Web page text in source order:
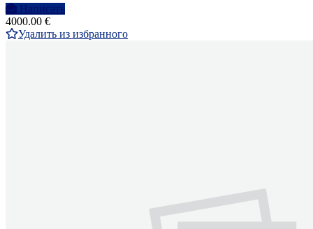
Написать
4000.00 €
Удалить из избранного